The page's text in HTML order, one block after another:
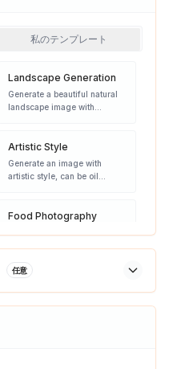
私のテンプレート
Landscape Generation
Generate a beautiful natural
landscape image with
Artistic Style
Generate an image with
artistic style, can be oil
Food Photography
professional presentation
任意